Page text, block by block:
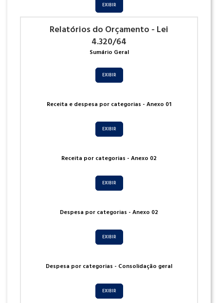
EXIBIR
Relatórios do Orçamento - Lei
4.320/64
Sumário Geral
EXIBIR
Receita e despesa por categorias - Anexo 01
EXIBIR
Receita por categorias - Anexo 02
EXIBIR
Despesa por categorias - Anexo 02
EXIBIR
Despesa por categorias - Consolidação geral
EXIBIR